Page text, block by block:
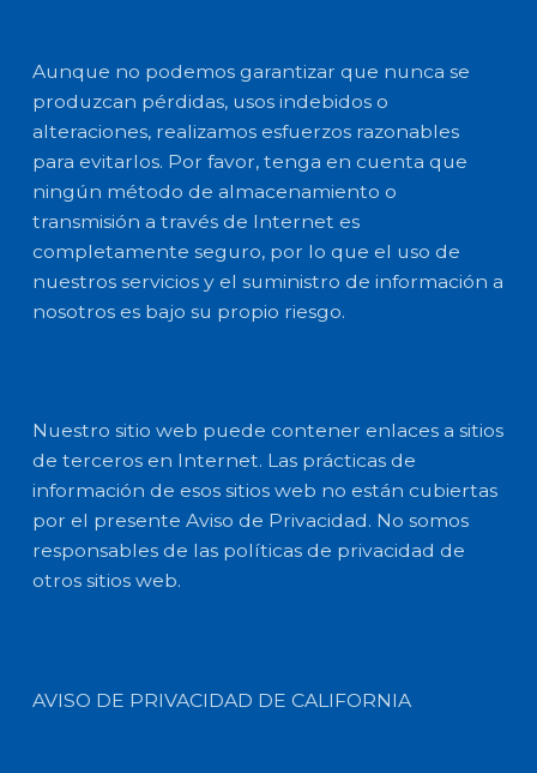
Aunque no podemos garantizar que nunca se
produzcan pérdidas, usos indebidos o
alteraciones, realizamos esfuerzos razonables
para evitarlos. Por favor, tenga en cuenta que
ningún método de almacenamiento o
transmisión a través de Internet es
completamente seguro, por lo que el uso de
nuestros servicios y el suministro de información a
nosotros es bajo su propio riesgo.
Nuestro sitio web puede contener enlaces a sitios
de terceros en Internet. Las prácticas de
información de esos sitios web no están cubiertas
por el presente Aviso de Privacidad. No somos
responsables de las políticas de privacidad de
otros sitios web.
AVISO DE PRIVACIDAD DE CALIFORNIA